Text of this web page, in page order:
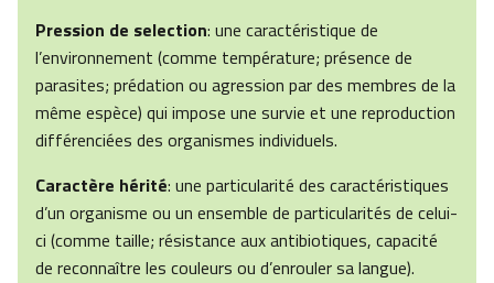
Pression de selection: une caractéristique de
l’environnement (comme température; présence de
parasites; prédation ou agression par des membres de la
même espèce) qui impose une survie et une reproduction
différenciées des organismes individuels.
Caractère hérité: une particularité des caractéristiques
d’un organisme ou un ensemble de particularités de celui-
ci (comme taille; résistance aux antibiotiques, capacité
de reconnaître les couleurs ou d’enrouler sa langue).